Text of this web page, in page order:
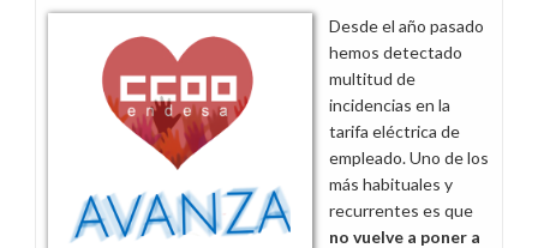
de
la
tarifa
eléctrica
en
la
nómina
de
noviembre
Desde el año pasado
hemos detectado
multitud de
incidencias en la
tarifa eléctrica de
empleado. Uno de los
más habituales y
recurrentes es que
no vuelve a poner a